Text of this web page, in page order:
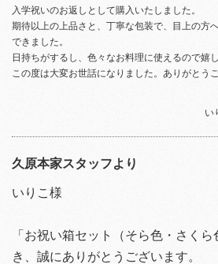
入学祝いのお返しとして購入いたしました。
期待以上の上品さと、丁寧な包装で、目上の方
できました。
日持ちがするし、色々なお料理に使えるので嬉
この度は大変お世話になりました。ありがとう
い
久原本家スタッフより
いりこ様
「お祝い箱セット（そら色・さく
き、誠にありがとうございます。